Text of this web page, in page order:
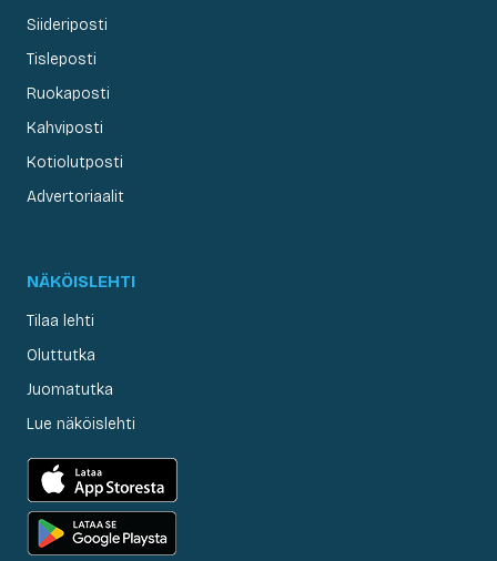
Siideriposti
Tisleposti
Ruokaposti
Kahviposti
Kotiolutposti
Advertoriaalit
NÄKÖISLEHTI
Tilaa lehti
Oluttutka
Juomatutka
Lue näköislehti